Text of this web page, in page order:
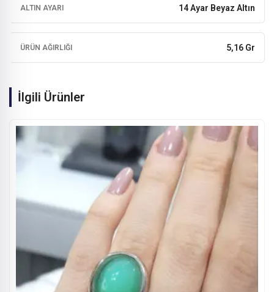
ALTIN AYARI 14 Ayar Beyaz Altın
ÜRÜN AĞIRLIĞI 5,16 Gr
İlgili Ürünler